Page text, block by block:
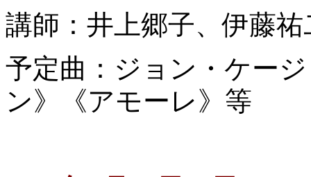
講師：井上郷子、伊藤
予定曲：ジョン・ケー
ン》《アモーレ》等